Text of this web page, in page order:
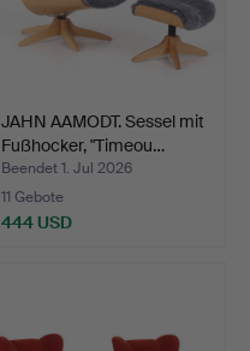
JAHN AAMODT. Sessel mit
Fußhocker, "Timeou…
Beendet 1. Jul 2026
11 Gebote
444 USD